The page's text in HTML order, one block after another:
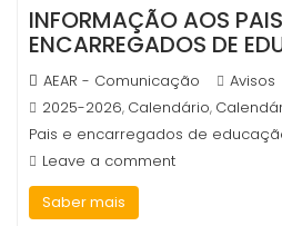
INFORMAÇÃO AOS
ENCARREGADOS DE
AEAR - Comunicação
Avisos
2025-2026, Calendário,
Pais e encarregados de
Leave a comment
Saber mais